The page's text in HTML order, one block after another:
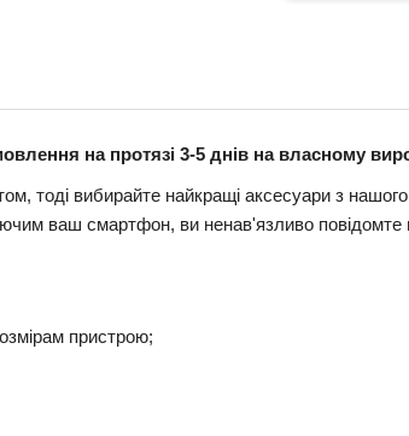
на протязі 3-5 днів на власному
тоді вибирайте найкращі аксесуари з
ваш смартфон, ви ненав'язливо повідомте
пристрою;